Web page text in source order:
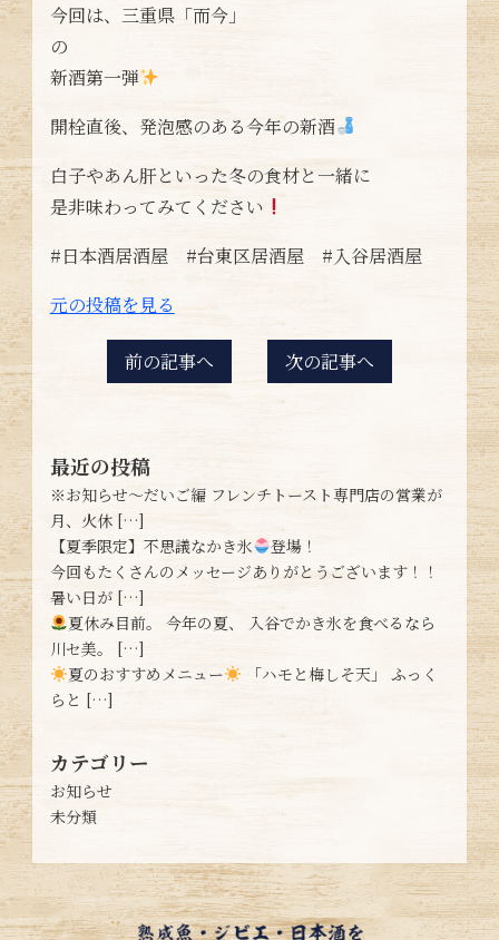
今回は、三重県「而今」
の
新酒第一弾
開栓直後、発泡感のある今年の新酒
白子やあん肝といった冬の食材と一緒に
是非味わってみてください
#日本酒居酒屋 #台東区居酒屋 #入谷居酒屋
元の投稿を見る
前の記事へ 次の記事へ
最近の投稿
※お知らせ〜だいご編 フレンチトースト専門店の営業が
月、火休 […]
【夏季限定】不思議なかき氷
登場！
今回もたくさんのメッセージありがとうございます！！
暑い日が […]
夏休み目前。 今年の夏、 入谷でかき氷を食べるなら
川セ美。 […]
夏のおすすめメニュー
「ハモと梅しそ天」 ふっく
らと […]
カテゴリー
お知らせ
未分類